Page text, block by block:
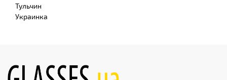
Тульчин
Украинка